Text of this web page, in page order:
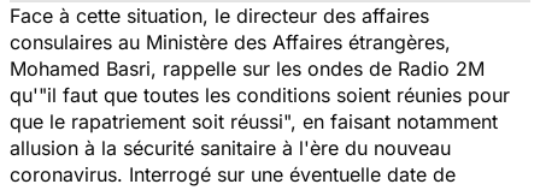
Face à cette situation, le directeur des affaires
consulaires au Ministère des Affaires étrangères,
Mohamed Basri, rappelle sur les ondes de Radio 2M
qu'"il faut que toutes les conditions soient réunies pour
que le rapatriement soit réussi", en faisant notamment
allusion à la sécurité sanitaire à l'ère du nouveau
coronavirus. Interrogé sur une éventuelle date de